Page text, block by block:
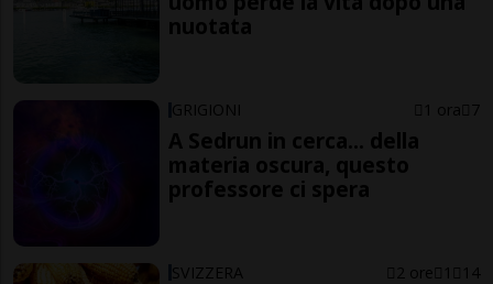
nuotata
GRIGIONI 1 ora 7
A Sedrun in cerca... della
materia oscura, questo
professore ci spera
SVIZZERA 2 ore 1 14